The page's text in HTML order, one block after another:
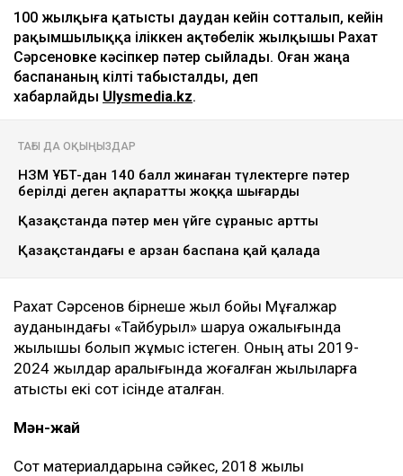
100 жылқыға қатысты даудан кейін сотталып, кейін
рақымшылыққа іліккен ақтөбелік жылқышы Рахат
Сәрсеновке кәсіпкер пәтер сыйлады. Оған жаңа
баспананың кілті табысталды, деп
хабарлайды Ulysmedia.kz.
ТАҒЫ ДА ОҚЫҢЫЗДАР
НЗМ ҰБТ-дан 140 балл жинаған түлектерге пәтер
берілді деген ақпаратты жоққа шығарды
Қазақстанда пәтер мен үйге сұраныс артты
Қазақстандағы ең арзан баспана қай қалада
Рахат Сәрсенов бірнеше жыл бойы Мұғалжар
ауданындағы «Тайбурыл» шаруа қожалығында
жылқышы болып жұмыс істеген. Оның аты 2019-
2024 жылдар аралығында жоғалған жылқыларға
қатысты екі сот ісінде аталған.
Мән-жай
Сот материалдарына сәйкес, 2018 жылы